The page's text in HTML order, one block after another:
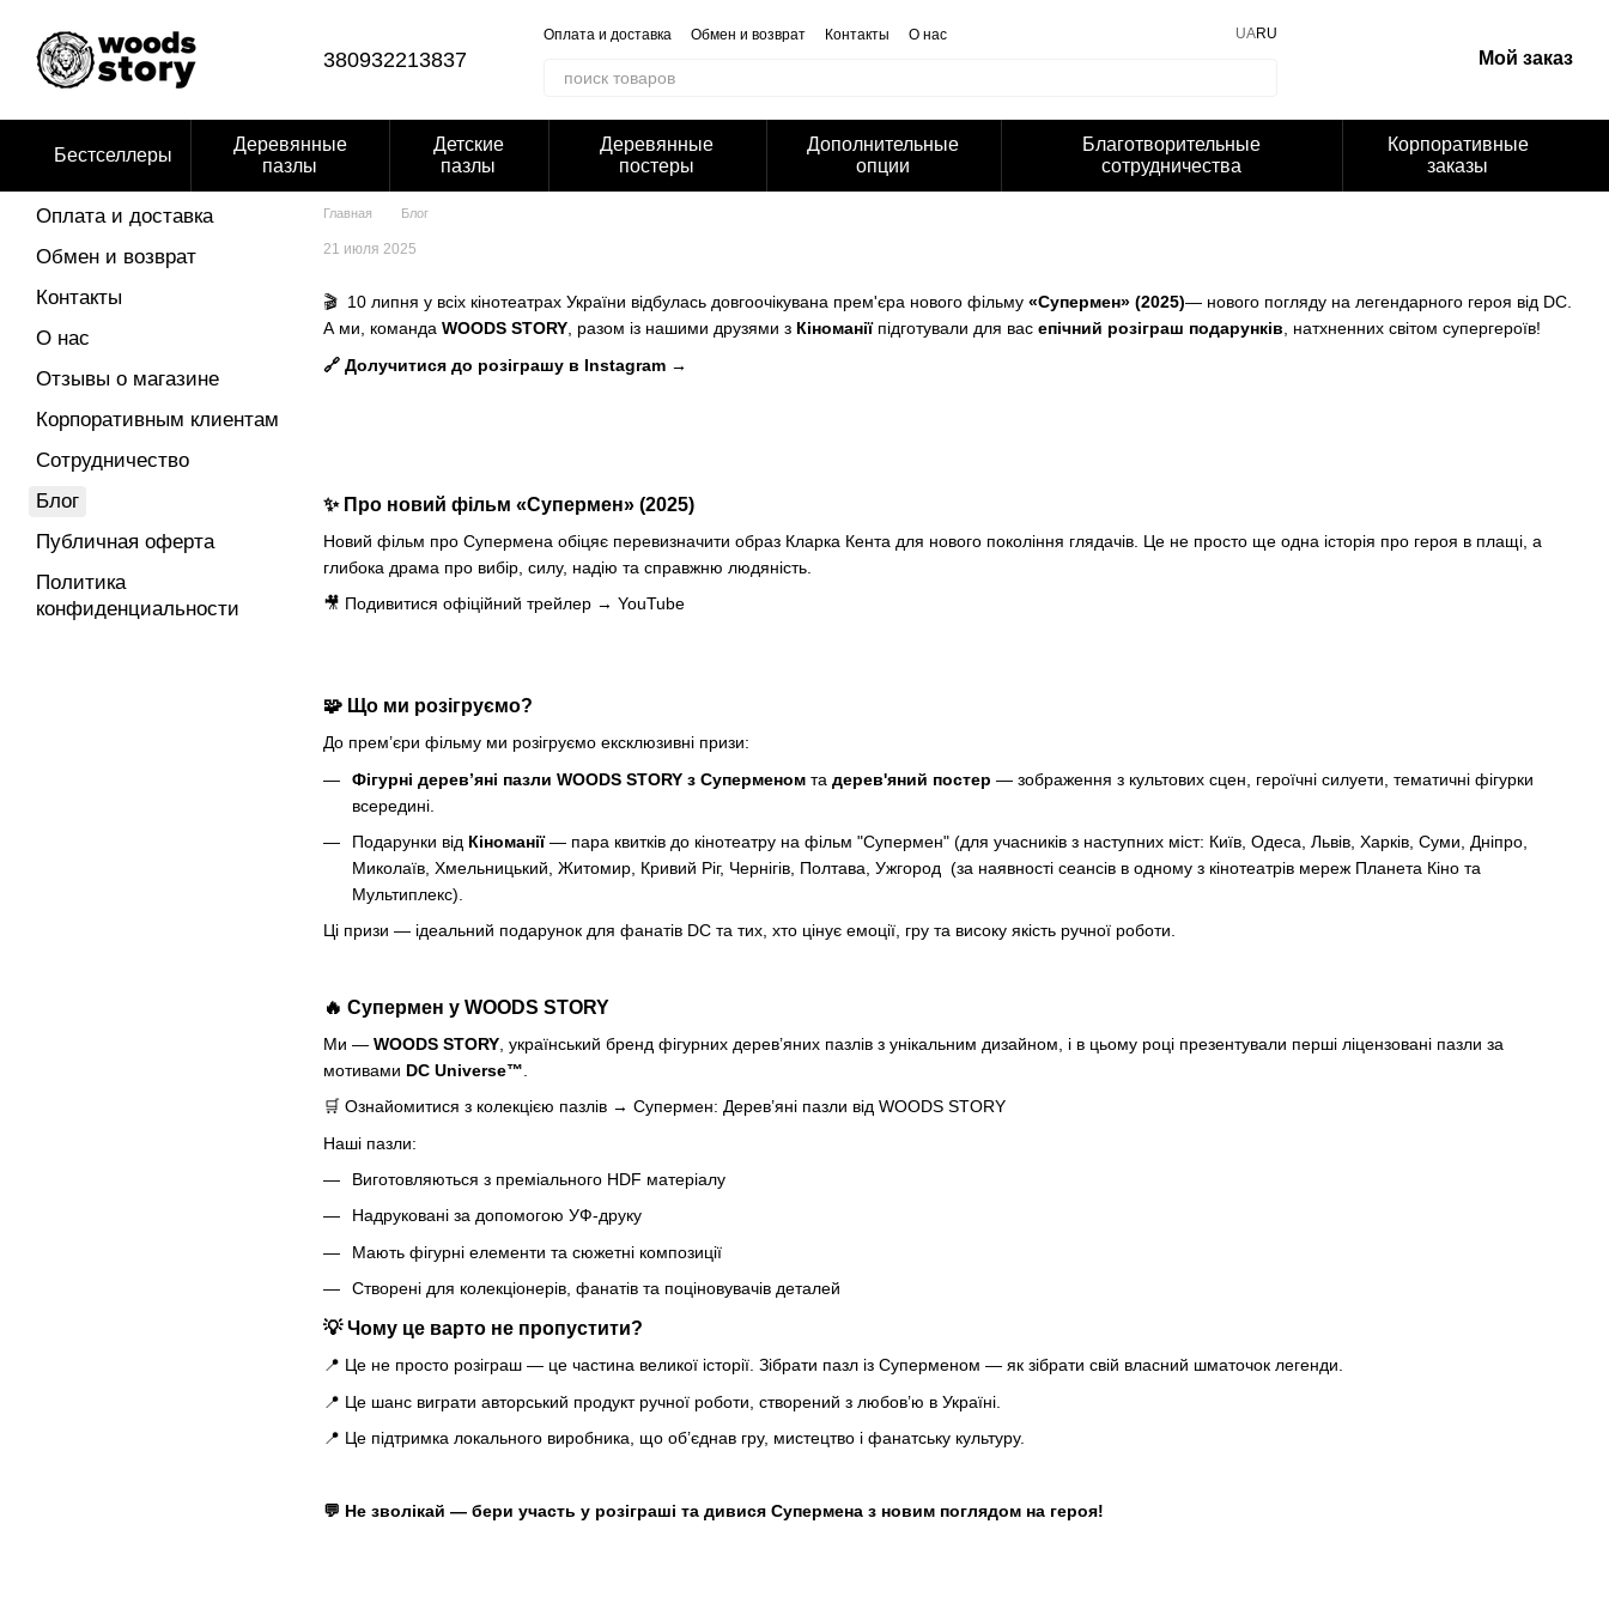
380932213837
Оплата и доставка Обмен и возврат Контакты
О нас
Блог
Публичная оферта
UARU
Мой заказ
Бестселлеры
Деревянные
пазлы
Детские
пазлы
Деревянные
постеры
Дополнительные
опции
Благотворительные
сотрудничества
Корпоративные
заказы
Главная Блог
21 июля 2025
🎬 10 липня у всіх кінотеатрах України відбулась довгоочікувана прем'єра нового фільму «Супермен» (2025)— нового погляду на легендарного героя від DC.
А ми, команда WOODS STORY, разом із нашими друзями з Кіноманіїпідготували для вас епічний розіграш подарунків, натхненних світом супергероїв!
🔗 Долучитися до розіграшу в Instagram →
✨ Про новий фільм «Супермен» (2025)
Новий фільм про Супермена обіцяє перевизначити образ Кларка Кента для нового покоління глядачів. Це не просто ще одна історія про героя в плащі, а
глибока драма про вибір, силу, надію та справжню людяність.
🎥 Подивитися офіційний трейлер → YouTube
🧩 Що ми розігруємо?
До прем’єри фільму ми розігруємо ексклюзивні призи:
Фігурні дерев’яні пазли WOODS STORY з Суперменом та дерев'яний постер — зображення з культових сцен, героїчні силуети, тематичні фігурки
всередині.
Подарунки від Кіноманії— пара квитків до кінотеатру на фільм "Супермен" (для учасників з наступних міст: Київ, Одеса, Львів, Харків, Суми, Дніпро,
Миколаїв, Хмельницький, Житомир, Кривий Ріг, Чернігів, Полтава, Ужгород (за наявності сеансів в одному з кінотеатрів мереж Планета Кіно та
Мультиплекс).
Ці призи — ідеальний подарунок для фанатів DC та тих, хто цінує емоції, гру та високу якість ручної роботи.
🔥 Супермен у WOODS STORY
Ми — WOODS STORY , український бренд фігурних дерев’яних пазлів з унікальним дизайном, і в цьому році презентували перші ліцензовані пазли за
мотивами DC Universe™
🛒 Ознайомитися з колекцією пазлів → Супермен: Дерев’яні пазли від WOODS STORY
Наші пазли:
Виготовляються з преміального HDF матеріалу
Надруковані за допомогою УФ-друку
Мають фігурні елементи та сюжетні композиції
Створені для колекціонерів, фанатів та поціновувачів деталей
💡 Чому це варто не пропустити?
📍 Це не просто розіграш — це частина великої історії. Зібрати пазл із Суперменом — як зібрати свій власний шматочок легенди.
📍 Це шанс виграти авторський продукт ручної роботи, створений з любов’ю в Україні.
📍 Це підтримка локального виробника, що об’єднав гру, мистецтво і фанатську культуру.
💬 Не зволікай — бери участь у розіграші та дивися Супермена з новим поглядом на героя!
Оплата и доставка
Обмен и возврат
Контакты
О нас
Отзывы о магазине
Корпоративным клиентам
Сотрудничество
Блог
Публичная оферта
Политика
конфиденциальности